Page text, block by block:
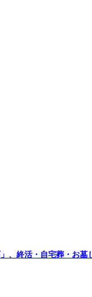
終活・自宅葬・お